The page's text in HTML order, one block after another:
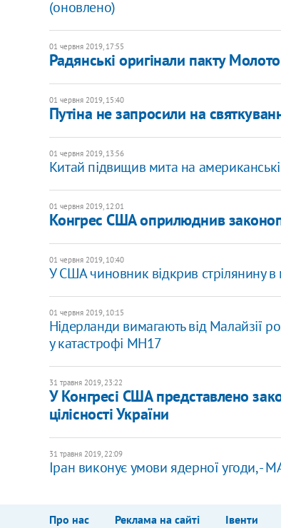
(оновлено)
01 червня 2019, 17:55
Радянські оригінали пакту
01 червня 2019, 15:40
Путіна не запросили на
01 червня 2019, 13:56
Китай підвищив мита на
01 червня 2019, 12:01
Конгрес США оприлюднив
01 червня 2019, 10:40
У США чиновник відкрив стрілянину в
01 червня 2019, 10:15
Нідерланди вимагають від Малайзії
у катастрофі МН17
31 травня 2019, 23:22
У Конгресі США представлено
цілісності України
31 травня 2019, 22:09
Іран виконує умови ядерної угоди, -
Про нас Реклама на сайті Івенти